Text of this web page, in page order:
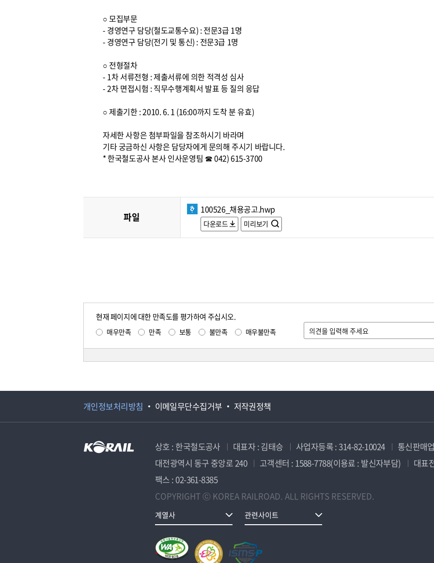
○ 모집부문
- 경영연구 담당(철도교통수요) : 전문3급 1명
- 경영연구 담당(전기 및 통신) : 전문3급 1명
○ 전형절차
- 1차 서류전형 : 제출서류에 의한 적격성 심사
- 2차 면접시험 : 직무수행계획서 발표 등 질의 응답
○ 제출기한 : 2010. 6. 1 (16:00까지 도착 분 유효)
자세한 사항은 첨부파일을 참조하시기 바라며
기타 궁금하신 사항은 담당자에게 문의해 주시기 바랍니다.
* 한국철도공사 본사 인사운영팀 ☎ 042) 615-3700
파일
100526_채용공고.hwp
다운로드 미리보기
현재 페이지에 대한 만족도를 평가하여 주십시오.
매우만족 만족 보통 불만족 매우불만족
개인정보처리방침 이메일무단수집거부 저작권정책
상호 : 한국철도공사 대표자 : 김태승 사업자등록 : 314-82-10024
통신판매
대전광역시 동구 중앙로 240
고객센터 : 1588-7788(이용료 : 발신자부담)
대표
팩스 : 02-361-8385
COPYRIGHT ⓒ KOREA RAILROAD. ALL RIGHTS RESERVED.
계열사 관련사이트